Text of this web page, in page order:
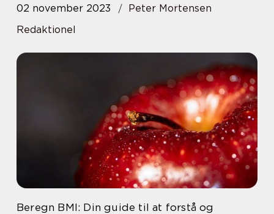
02 november 2023
Peter Mortensen
Redaktionel
Beregn BMI: Din guide til at forstå og